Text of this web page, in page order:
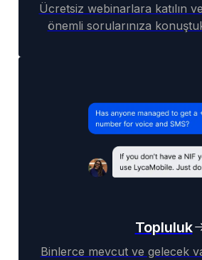
Ücretsiz webinarlara katılın
önemli sorularınıza
Topluluk
Binlerce mevcut ve gelecek